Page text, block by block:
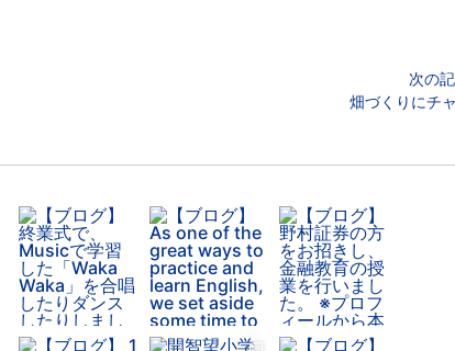
次の
畑づくりにチ